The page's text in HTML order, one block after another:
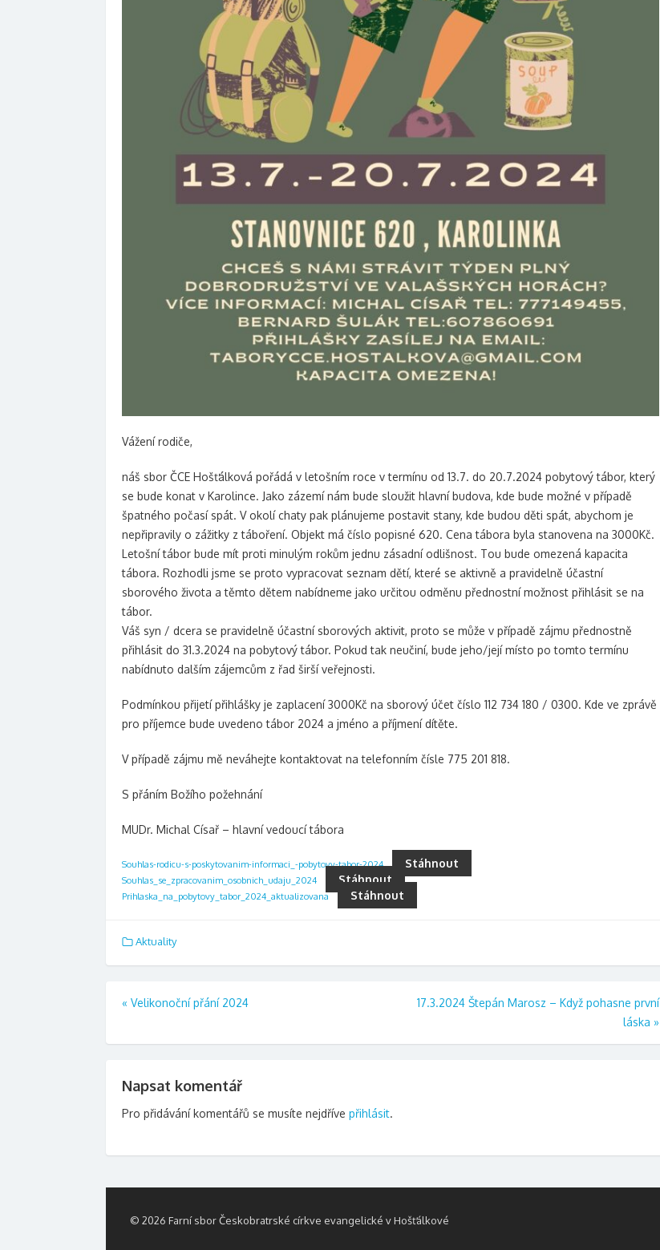
Vážení rodiče,
náš sbor ČCE Hošťálková pořádá v letošním roce v termínu od 13.7. do 20.7.2024 pobytový tábor, který
se bude konat v Karolince. Jako zázemí nám bude sloužit hlavní budova, kde bude možné v případě
špatného počasí spát. V okolí chaty pak plánujeme postavit stany, kde budou děti spát, abychom je
nepřipravily o zážitky z táboření. Objekt má číslo popisné 620. Cena tábora byla stanovena na 3000Kč.
Letošní tábor bude mít proti minulým rokům jednu zásadní odlišnost. Tou bude omezená kapacita
tábora. Rozhodli jsme se proto vypracovat seznam dětí, které se aktivně a pravidelně účastní
sborového života a těmto dětem nabídneme jako určitou odměnu přednostní možnost přihlásit se na
tábor.
Váš syn / dcera se pravidelně účastní sborových aktivit, proto se může v případě zájmu přednostně
přihlásit do 31.3.2024 na pobytový tábor. Pokud tak neučiní, bude jeho/její místo po tomto termínu
nabídnuto dalším zájemcům z řad širší veřejnosti.
Podmínkou přijetí přihlášky je zaplacení 3000Kč na sborový účet číslo 112 734 180 / 0300. Kde ve zprávě
pro příjemce bude uvedeno tábor 2024 a jméno a příjmení dítěte.
V případě zájmu mě neváhejte kontaktovat na telefonním čísle 775 201 818.
S přáním Božího požehnání
MUDr. Michal Císař – hlavní vedoucí tábora
Souhlas-rodicu-s-poskytovanim-informaci_-pobytovy-tabor-2024 Stáhnout
Souhlas_se_zpracovanim_osobnich_udaju_2024 Stáhnout
Prihlaska_na_pobytovy_tabor_2024_aktualizovana Stáhnout
Aktuality
Navigace
« Velikonoční přání 2024
17.3.2024 Štepán Marosz – Když pohasne první
láska »
Napsat komentář
Pro přidávání komentářů se musíte nejdříve přihlásit.
© 2026 Farní sbor Českobratrské církve evangelické v Hošťálkové